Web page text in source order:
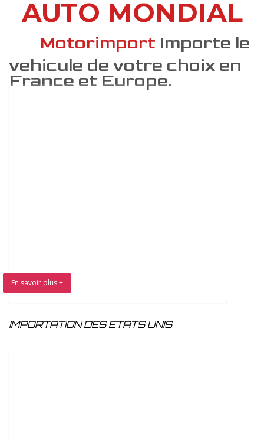
DÉCOUVREZ COMMENT
AUTO MONDIAL
Motorimport Importe le
vehicule de votre choix en
France et Europe.
En savoir plus +
IMPORTATION DES ETATS UNIS